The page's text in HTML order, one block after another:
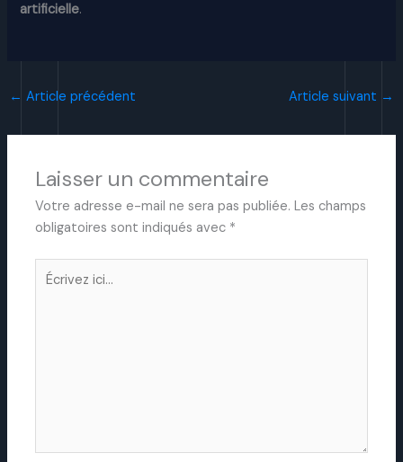
artificielle.
← Article précédent Article suivant →
Laisser un commentaire
Votre adresse e-mail ne sera pas publiée. Les champs
obligatoires sont indiqués avec *
Écrivez